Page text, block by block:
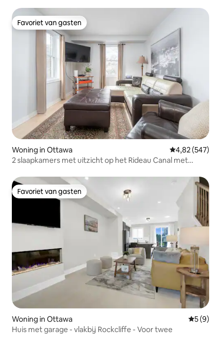
Favoriet van gasten
Favoriet van gasten
Woning in Ottawa Gemiddelde
4,82 (547)
2 slaapkamers met uitzicht op het Rideau Canal met
Favoriet van gasten
Favoriet van gasten
Woning in Ottawa
5 (9)
Huis met garage - vlakbij Rockcliffe - Voor twee